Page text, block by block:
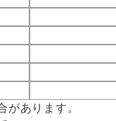
あります。